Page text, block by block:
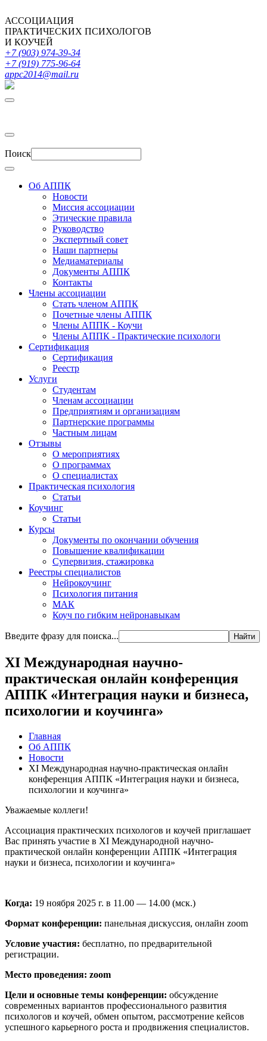
АССОЦИАЦИЯ
ПРАКТИЧЕСКИХ ПСИХОЛОГОВ
И КОУЧЕЙ
+7 (903) 974-39-34
+7 (919) 775-96-64
appc2014@mail.ru
Поиск
Об АППК
Новости
Миссия ассоциации
Этические правила
Руководство
Экспертный совет
Наши партнеры
Медиаматериалы
Документы АППК
Контакты
Члены ассоциации
Стать членом АППК
Почетные члены АППК
Члены АППК - Коучи
Члены АППК - Практические психологи
Сертификация
Сертификация
Реестр
Услуги
Студентам
Членам ассоциации
Предприятиям и организациям
Партнерские программы
Частным лицам
Отзывы
О мероприятиях
О программах
О специалистах
Практическая психология
Статьи
Коучинг
Статьи
Курсы
Документы по окончании обучения
Повышение квалификации
Супервизия, стажировка
Реестры специалистов
Нейрокоучинг
Психология питания
МАК
Коуч по гибким нейронавыкам
Введите фразу для поиска... Найти
XI Международная научно-
практическая онлайн конференция
АППК «Интеграция науки и бизнеса,
психологии и коучинга»
Главная
Об АППК
Новости
XI Международная научно-практическая онлайн
конференция АППК «Интеграция науки и бизнеса,
психологии и коучинга»
Уважаемые коллеги!
Ассоциация практических психологов и коучей приглашает
Вас принять участие в XI Международной научно-
практической онлайн конференции АППК «Интеграция
науки и бизнеса, психологии и коучинга»
Когда: 19 ноября 2025 г. в 11.00 — 14.00 (мск.)
Формат конференции: панельная дискуссия, онлайн zoom
Условие участия: бесплатно, по предварительной
регистрации.
Место проведения: zoom
Цели и основные темы конференции: обсуждение
современных вариантов профессионального развития
психологов и коучей, обмен опытом, рассмотрение кейсов
успешного карьерного роста и продвижения специалистов.